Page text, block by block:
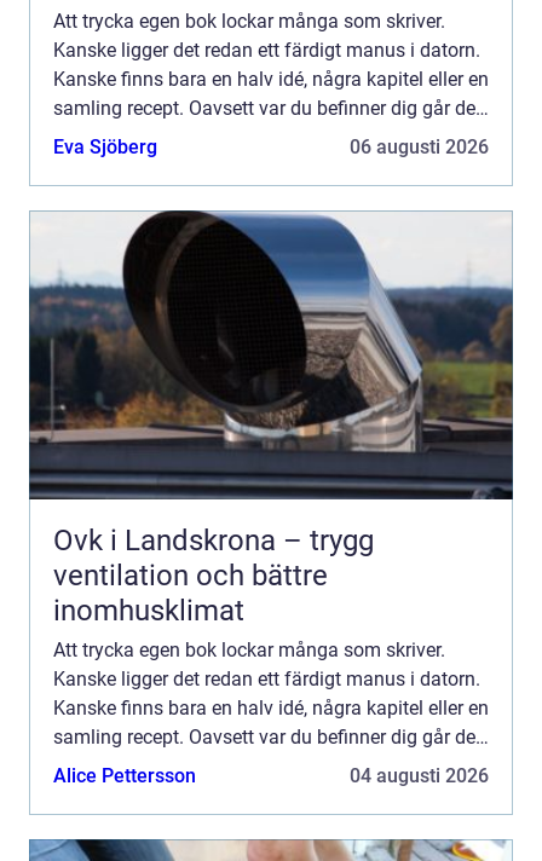
Att trycka egen bok lockar många som skriver.
Kanske ligger det redan ett färdigt manus i datorn.
Kanske finns bara en halv idé, några kapitel eller en
samling recept. Oavsett var du befinner dig går det
att förvand...
Eva Sjöberg 06 augusti 2026
Ovk i Landskrona – trygg
ventilation och bättre
inomhusklimat
Att trycka egen bok lockar många som skriver.
Kanske ligger det redan ett färdigt manus i datorn.
Kanske finns bara en halv idé, några kapitel eller en
samling recept. Oavsett var du befinner dig går det
att förvand...
Alice Pettersson 04 augusti 2026